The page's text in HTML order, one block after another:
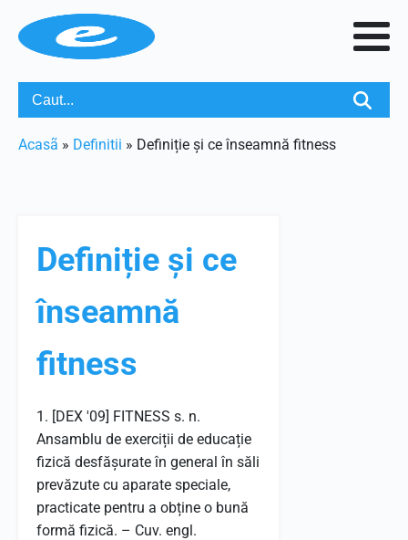
Acasã » Definitii » Definiție și ce înseamnă fitness
Definiție și ce
înseamnă
fitness
1. [DEX '09] FITNESS s. n.
Ansamblu de exerciții de educație
fizică desfășurate în general în săli
prevăzute cu aparate speciale,
practicate pentru a obține o bună
formă fizică. – Cuv. engl.